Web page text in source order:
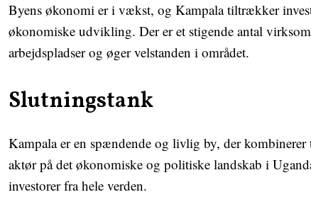
Byens økonomi er i vækst, og Kampala tiltrækker
økonomiske udvikling. Der er et stigende antal
arbejdspladser og øger velstanden i området.
Slutningstank
Kampala er en spændende og livlig by, der
aktør på det økonomiske og politiske landskab i
investorer fra hele verden.